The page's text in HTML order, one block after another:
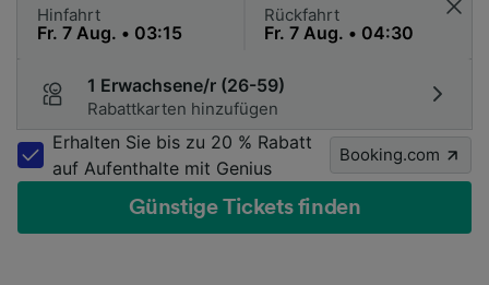
Hinfahrt Rückfahrt
1 Erwachsene/r (26-59)
Rabattkarten hinzufügen
Erhalten Sie bis zu 20 % Rabatt
auf Aufenthalte mit Genius
Booking.com
Günstige Tickets finden